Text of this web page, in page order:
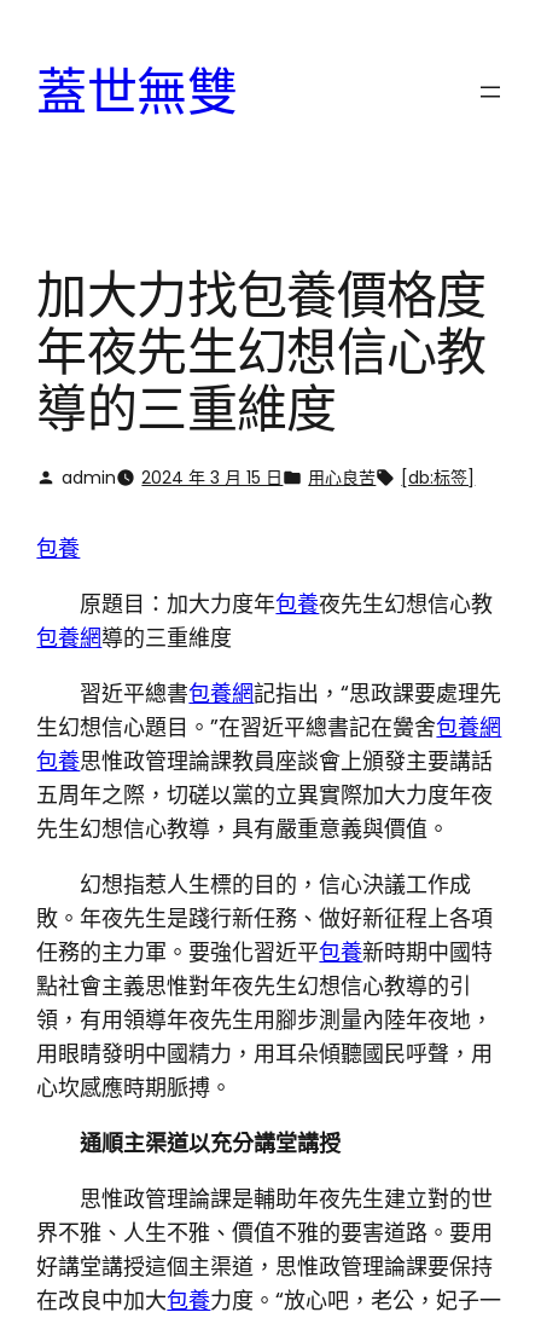
蓋世無雙
加大力找包養價格度
年夜先生幻想信心教
導的三重維度
admin 2024 年 3 月 15 日 用心良苦 [db:标签]
包養
原題目：加大力度年包養夜先生幻想信心教
包養網導的三重維度
習近平總書包養網記指出，“思政課要處理先
生幻想信心題目。”在習近平總書記在黌舍包養網
包養思惟政管理論課教員座談會上頒發主要講話
五周年之際，切磋以黨的立異實際加大力度年夜
先生幻想信心教導，具有嚴重意義與價值。
幻想指惹人生標的目的，信心決議工作成
敗。年夜先生是踐行新任務、做好新征程上各項
任務的主力軍。要強化習近平包養新時期中國特
點社會主義思惟對年夜先生幻想信心教導的引
領，有用領導年夜先生用腳步測量內陸年夜地，
用眼睛發明中國精力，用耳朵傾聽國民呼聲，用
心坎感應時期脈搏。
通順主渠道以充分講堂講授
思惟政管理論課是輔助年夜先生建立對的世
界不雅、人生不雅、價值不雅的要害道路。要用
好講堂講授這個主渠道，思惟政管理論課要保持
在改良中加大包養力度。“放心吧，老公，妃子一